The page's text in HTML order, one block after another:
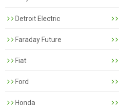
Detroit Electric
Faraday Future
Fiat
Ford
Honda